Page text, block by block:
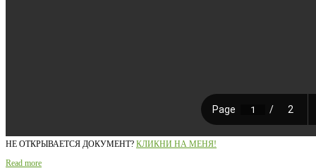
НЕ ОТКРЫВАЕТСЯ ДОКУМЕНТ? КЛИКНИ НА МЕНЯ!
Read more